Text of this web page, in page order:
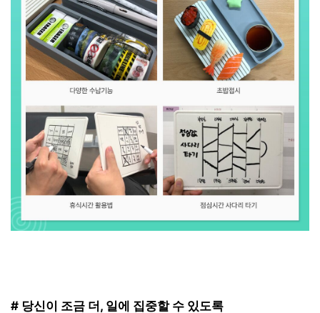
# 당신이 조금 더, 일에 집중할 수 있도록